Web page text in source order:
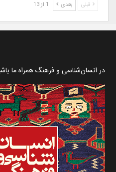
قبلی بعدی
در انسان‌شناسی و فرهنگ همراه ما باشید